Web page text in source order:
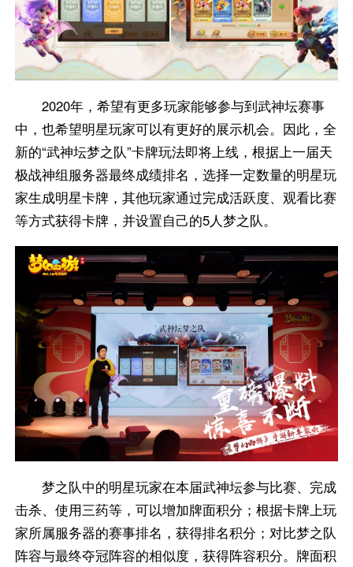
2020年，希望有更多玩家能够参与到武神坛赛事
中，也希望明星玩家可以有更好的展示机会。因此，全
新的“武神坛梦之队”卡牌玩法即将上线，根据上一届天
极战神组服务器最终成绩排名，选择一定数量的明星玩
家生成明星卡牌，其他玩家通过完成活跃度、观看比赛
等方式获得卡牌，并设置自己的5人梦之队。
梦之队中的明星玩家在本届武神坛参与比赛、完成
击杀、使用三药等，可以增加牌面积分；根据卡牌上玩
家所属服务器的赛事排名，获得排名积分；对比梦之队
阵容与最终夺冠阵容的相似度，获得阵容积分。牌面积